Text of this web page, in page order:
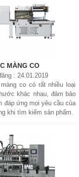
MÀNG CO
: 24.01.2019
co có rất nhiều loại
khác nhau, đảm bảo
đáp ứng mọi yêu cầu của
khi tìm kiếm sản phẩm.